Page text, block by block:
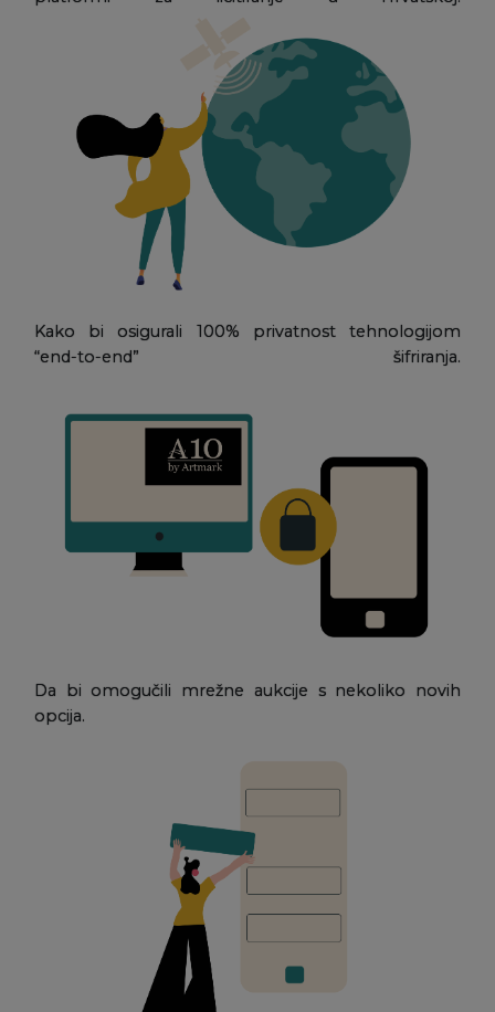
Kako bi osigurali 100% privatnost tehnologijom
“end-to-end” šifriranja.
Da bi omogučili mrežne aukcije s nekoliko novih
opcija.